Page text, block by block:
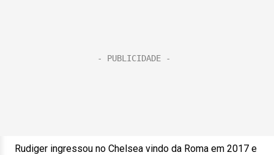
Rudiger ingressou no Chelsea vindo da Roma em 2017 e